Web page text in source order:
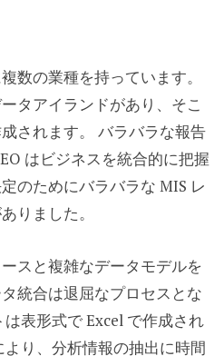
数の業種を持っています。
タアイランドがあり、そこ
されます。 バラバラな報告
はビジネスを統合的に把握
のためにバラバラな MIS レ
りました。
スと複雑なデータモデルを
統合は退屈なプロセスとな
表形式で Excel で作成され
り、分析情報の抽出に時間